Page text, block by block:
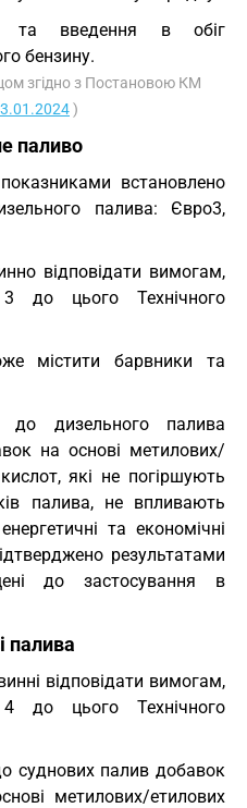
та введення в обіг
бензину.
згідно з Постановою КМ
)
паливо
встановлено
палива: Євро3,
відповідати вимогам,
до цього Технічного
містити барвники та
до дизельного палива
на основі метилових/
які не погіршують
палива, не впливають
та економічні
результатами
до застосування в
палива
відповідати вимогам,
до цього Технічного
суднових палив добавок
метилових/етилових